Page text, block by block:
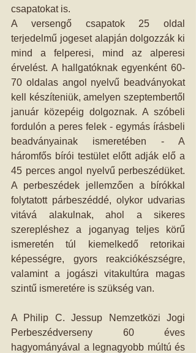
csapatokat is.
A versengő csapatok 25 oldal
terjedelmű jogeset alapján dolgozzák ki
mind a felperesi, mind az alperesi
érvelést. A hallgatóknak egyenként 60-
70 oldalas angol nyelvű beadványokat
kell készíteniük, amelyen szeptembertől
január közepéig dolgoznak. A szóbeli
fordulón a peres felek - egymás írásbeli
beadványainak ismeretében - A
háromfős bírói testület előtt adják elő a
45 perces angol nyelvű perbeszédüket.
A perbeszédek jellemzően a bírókkal
folytatott párbeszéddé, olykor udvarias
vitává alakulnak, ahol a sikeres
szerepléshez a joganyag teljes körű
ismeretén túl kiemelkedő retorikai
képességre, gyors reakciókészségre,
valamint a jogászi vitakultúra magas
szintű ismeretére is szükség van.
A Philip C. Jessup Nemzetközi Jogi
Perbeszédverseny 60 éves
hagyományával a legnagyobb múltú és